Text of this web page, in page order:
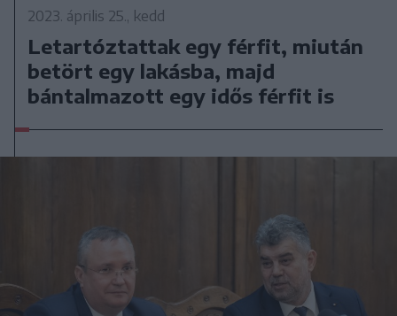
2023. április 25., kedd
Letartóztattak egy férfit, miután
betört egy lakásba, majd
bántalmazott egy idős férfit is